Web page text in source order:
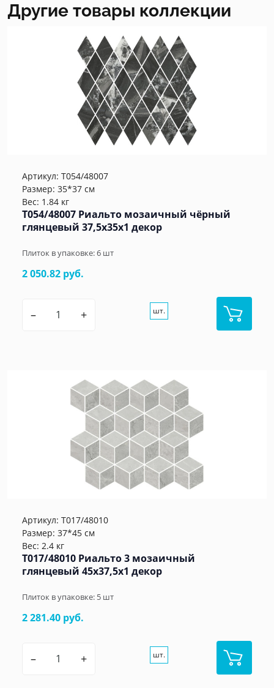
Другие товары коллекции
Артикул: T054/48007
Размер: 35*37 см
Вес: 1.84 кг
T054/48007 Риальто мозаичный чёрный
глянцевый 37,5x35x1 декор
Плиток в упаковке:6 шт
2 050.82 руб.
– + шт.
Артикул: T017/48010
Размер: 37*45 см
Вес: 2.4 кг
T017/48010 Риальто 3 мозаичный
глянцевый 45x37,5x1 декор
Плиток в упаковке: 5 шт
2 281.40 руб.
– + шт.